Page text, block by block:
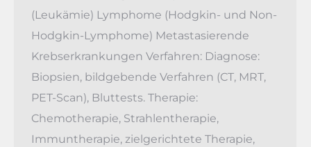
(Leukämie) Lymphome (Hodgkin- und Non-
Hodgkin-Lymphome) Metastasierende
Krebserkrankungen Verfahren: Diagnose:
Biopsien, bildgebende Verfahren (CT, MRT,
PET-Scan), Bluttests. Therapie:
Chemotherapie, Strahlentherapie,
Immuntherapie, zielgerichtete Therapie,